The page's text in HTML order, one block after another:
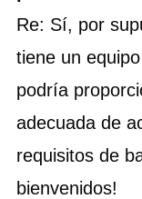
Re: Sí, por
tiene un
podría
adecuada de
requisitos de
bienvenidos!